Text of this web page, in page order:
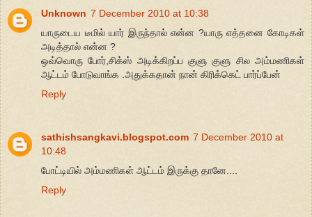
Unknown 7 December 2010 at 10:38
யாருடைய டீமில் யார் இருந்தால் என்ன ?யாரு எத்தனை கோடிகள்
அடித்தால் என்ன ?
ஒவ்வொரு போர்,சிக்ஸ் அடிக்கிறப்ப குளு குளு சில அம்மணிகள்
ஆட்டம் போடுவாங்க .அதுக்கதான் நான் கிரிக்கெட் பார்ப்பேன்
Reply
sathishsangkavi.blogspot.com 7 December 2010 at
10:48
போட்டியில் அம்மணிகள் ஆட்டம் இருக்கு தானே....
Reply